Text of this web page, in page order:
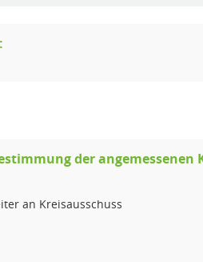
der
an Kreisausschuss